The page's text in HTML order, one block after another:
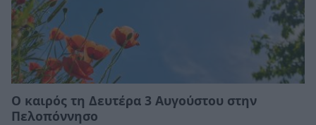
Ο καιρός τη Δευτέρα 3 Αυγούστου στην
Πελοπόννησο